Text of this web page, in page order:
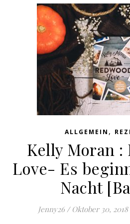
ALLGEMEIN ,
Kelly Moran :
Love- Es
Nacht
Jenny26 / Oktober 30, 2018